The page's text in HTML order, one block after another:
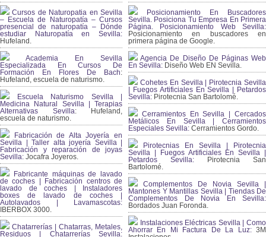
Cursos de Naturopatia en Sevilla
– Escuela de Naturopatía – Cursos
presencial de naturopatía – Dónde
estudiar Naturopatía en Sevilla:
Hufeland.
Academia En Sevilla
Especializada En Cursos De
Formación En Flores De Bach:
Hufeland, escuela de naturismo.
Escuela Naturismo Sevilla |
Medicina Natural Sevilla | Terapias
Alternativas Sevilla: Hufeland,
escuela de naturismo.
Fabricación de Alta Joyería en
Sevilla | Taller alta joyería Sevilla |
Fabricación y reparación de joyas
Sevilla: Jocafra Joyeros.
Fabricante máquinas de lavado
de coches | Fabricación centros de
lavado de coches | Instaladores
boxes de lavado de coches |
Autolavados | Lavamascotas:
IBERBOX 3000.
Chatarrerías | Chatarras, Metales,
Residuos | Chatarrerías Sevilla:
Posicionamiento En Buscadores
Sevilla. Posiciona Tu Empresa En Primera
Página. Posicionamiento Web Sevilla:
Posicionamiento en buscadores en
primera página de Google.
Agencia De Diseño De Páginas Web
En Sevilla: Diseño Web EN Sevilla.
Cohetes En Sevilla | Pirotecnia Sevilla
| Fuegos Artificiales En Sevilla | Petardos
Sevilla: Pirotecnia San Bartolomé.
Cerramientos En Sevilla | Cercados
Metálicos En Sevilla | Cerramientos
Especiales Sevilla: Cerramientos Gordo.
Pirotecnias En Sevilla | Pirotecnia
Sevilla | Fuegos Artificiales En Sevilla |
Petardos Sevilla: Pirotecnia San
Bartolomé.
Complementos De Novia Sevilla |
Mantones Y Mantillas Sevilla | Tiendas De
Complementos De Novia En Sevilla:
Bordados Juan Foronda.
Instalaciones Eléctricas Sevilla | Como
Ahorrar En Mi Factura De La Luz:3M